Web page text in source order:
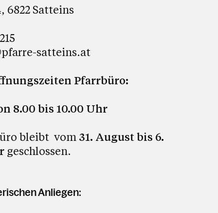
6822 Satteins
satteins.at
Pfarrbüro:
8.00 bis 10.00 Uhr
bleibt vom 31. August bis 6.
geschlossen.
Anliegen: